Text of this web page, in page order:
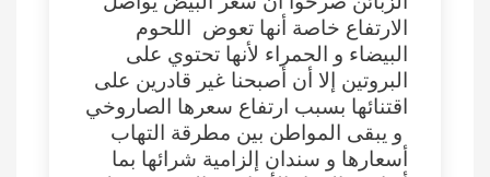
الارتفاع خاصة أنها تعوض اللحوم
البيضاء و الحمراء لأنها تحتوي على
البروتين إلا أن أصبحنا غير قادرين على
اقتنائها بسبب ارتفاع سعرها الصاروخي
و يبقى المواطن بين مطرقة التهاب
أسعارها و سندان إلزامية شرائها بما